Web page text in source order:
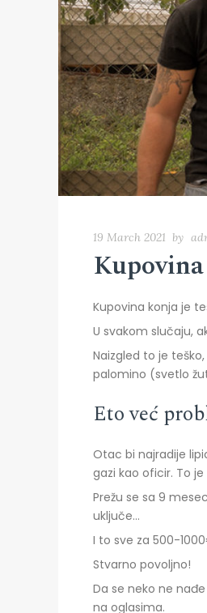
19 March 2021 by
Kupovina konja je
U svakom slučaju,
Naizgled to je
palomino (svetlo
Eto već
Otac bi najradije
gazi kao oficir. To
Prežu se sa 9
uključe…
I to sve za 500-
Stvarno povoljno!
Da se neko ne
na oglasima.